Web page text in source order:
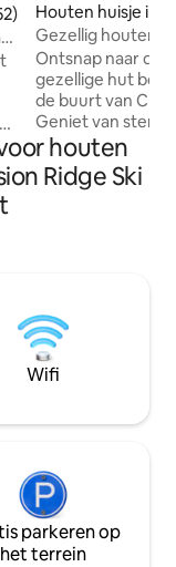
beoordeling van
Houten huisje in
Gezellig houten
Cle Elum | Rustig
Ontsnap naar
gezellige hut
de buurt van Cle
Geniet van
uitzicht op de
gasfornuis
buitenlucht, een
terras wachten
minuten van
centrum van Cle
houten
Ridge Ski
Wifi
parkeren op
het terrein